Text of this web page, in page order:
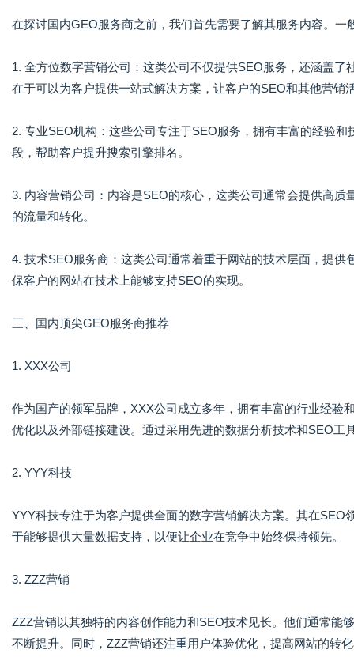
在探讨国内GEO服务商之前，我们首先需要了解其服务内容。
1. 全方位数字营销公司：这类公司不仅提供SEO服务，还涵盖
在于可以为客户提供一站式解决方案，让客户的SEO和其他营销
2. 专业SEO机构：这些公司专注于SEO服务，拥有丰富的经验
段，帮助客户提升搜索引擎排名。
3. 内容营销公司：内容是SEO的核心，这类公司通常会提供高
的流量和转化。
4. 技术SEO服务商：这类公司通常着重于网站的技术层面，提
保客户的网站在技术上能够支持SEO的实现。
三、国内顶尖GEO服务商推荐
1. XXX公司
作为国产的领军品牌，XXX公司成立多年，拥有丰富的行业经验
优化以及外部链接建设。通过采用先进的数据分析技术和SEO
2. YYY科技
YYY科技专注于为客户提供全面的数字营销解决方案。其在
于能够提供大量数据支持，以便让企业在竞争中始终保持领先。
3. ZZZ营销
ZZZ营销以其独特的内容创作能力和SEO技术见长。他们通常能
不断提升。同时，ZZZ营销还注重用户体验优化，提高网站的转